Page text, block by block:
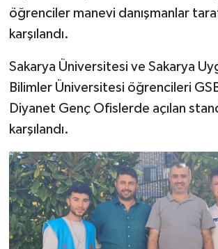
öğrenciler manevi danışmanlar
karşılandı.
Sakarya Üniversitesi ve Sakarya
Bilimler Üniversitesi öğrencileri
Diyanet Genç Ofislerde açılan
karşılandı.
Bilecik Müftülüğü
Bingöl Müftülüğü
Bitlis Müftülüğü
Bolu Müftülüğü
Burdur Müftülüğü
Bursa Müftülüğü
Kültür-Sanat
Aile
Sağlık
Makaleler
Ekonomi
Duyurular